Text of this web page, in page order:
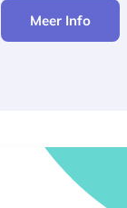
Meer Info